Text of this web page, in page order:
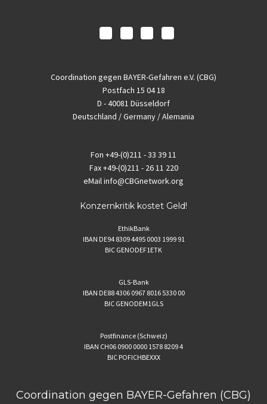
Coordination gegen BAYER-Gefahren e.V. (CBG)
Postfach 15 04 18
D - 40081 Düsseldorf
Deutschland / Germany / Alemania
Fon +49-(0)211 - 33 39 11
Fax+49-(0)211 - 26 11 220
eMailinfo@CBGnetwork.org
Konzernkritik kostet Geld!
EthikBank
IBAN DE94 8309 4495 0003 1999 91
BIC GENODEF1ETK
GLS-Bank
IBAN DE88 4306 0967 8016 5330 00
BIC GENODEM1GLS
Postfinance (Schweiz)
IBAN CH06 0900 0000 1578 8209 4
BIC POFICHBEXXX
Coordination gegen BAYER-Gefahren (CBG)